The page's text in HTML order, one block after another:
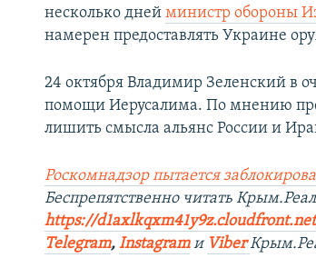
несколько днейминистр обороны
намерен предоставлять Украине
24 октября Владимир Зеленский в
помощи Иерусалима. По мнению
лишить смысла альянс России и
Роскомнадзор пытается
Беспрепятственно читать
https://
Telegram, Instagram и Viber